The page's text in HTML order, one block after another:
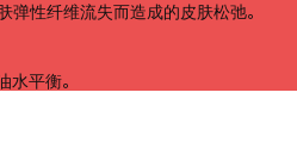
性纤维流失而造成的皮肤松弛。
平衡。